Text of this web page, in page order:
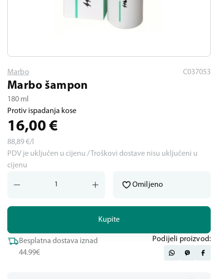
Marbo C037053
Marbo šampon
180 ml
Protiv ispadanja kose
16,00 €
88,89€/l
PDV je uključen u cijenu / Troškovi dostave nisu uključeni u
cijenu
Kupite
Omiljeno
Besplatna dostava iznad
44.99€
Podijeli proizvod: